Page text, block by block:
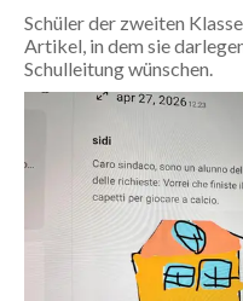
LAVORO
BANDI
SPORT
RISULTATI E CLASSIFICHE
CALCIO REGIONALE
Schüler der zweiten
Artikel, in dem sie
Schulleitung wünschen.